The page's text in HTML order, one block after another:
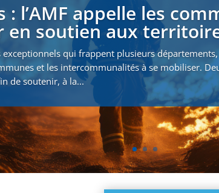
: l’AMF appelle les
en soutien aux
exceptionnels qui frappent plusieurs
et les intercommunalités à se mobiliser.
de soutenir, à la...